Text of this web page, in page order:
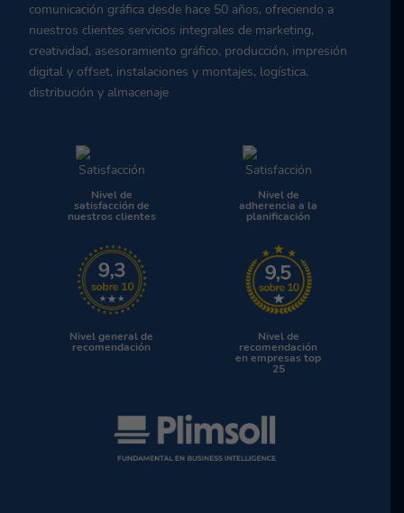
comunicación gráfica desde hace 50 años, ofreciendo a
nuestros clientes servicios integrales de marketing,
creatividad, asesoramiento gráfico, producción, impresión
digital y offset, instalaciones y montajes, logística,
distribución y almacenaje
Nivel de
satisfacción de
nuestros clientes
Nivel de
adherencia a la
planificación
Nivel general de
recomendación
Nivel de
recomendación
en empresas top
25